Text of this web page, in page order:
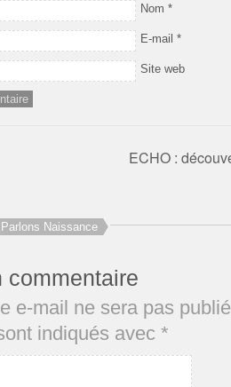
Nom *
E-mail *
Site web
ECHO :
Parlons Naissance
commentaire
e-mail ne sera pas
indiqués avec *